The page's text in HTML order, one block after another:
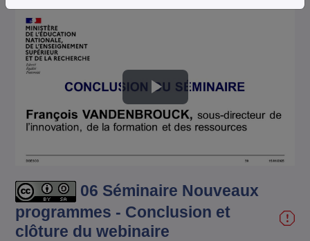
Lire
la
06 Séminaire Nouveaux
programmes - Conclusion et
clôture du webinaire